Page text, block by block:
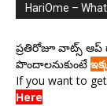
HariOme –
ప్రతిరోజూ వాట్స్
పొందాలనుకుంటే
If you want to
Here